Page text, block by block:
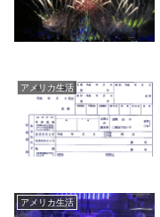
アメリカ生活
アメリカ生活